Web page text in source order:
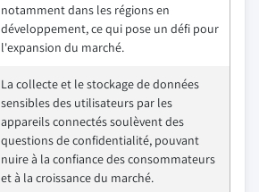
notamment dans les régions en
développement, ce qui pose un défi pour
l'expansion du marché.
La collecte et le stockage de données
sensibles des utilisateurs par les
appareils connectés soulèvent des
questions de confidentialité, pouvant
nuire à la confiance des consommateurs
et à la croissance du marché.